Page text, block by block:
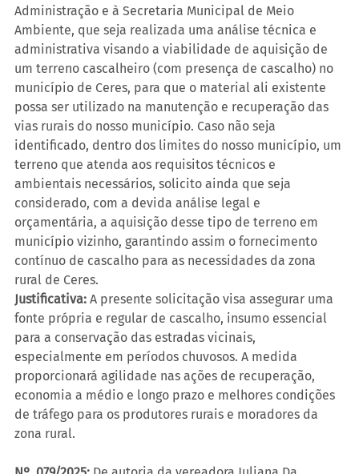
Administração e à Secretaria Municipal de Meio
Ambiente, que seja realizada uma análise técnica e
administrativa visando a viabilidade de aquisição de
um terreno cascalheiro (com presença de cascalho) no
município de Ceres, para que o material ali existente
possa ser utilizado na manutenção e recuperação das
vias rurais do nosso município. Caso não seja
identificado, dentro dos limites do nosso município, um
terreno que atenda aos requisitos técnicos e
ambientais necessários, solicito ainda que seja
considerado, com a devida análise legal e
orçamentária, a aquisição desse tipo de terreno em
município vizinho, garantindo assim o fornecimento
contínuo de cascalho para as necessidades da zona
rural de Ceres.
Justificativa: A presente solicitação visa assegurar uma
fonte própria e regular de cascalho, insumo essencial
para a conservação das estradas vicinais,
especialmente em períodos chuvosos. A medida
proporcionará agilidade nas ações de recuperação,
economia a médio e longo prazo e melhores condições
de tráfego para os produtores rurais e moradores da
zona rural.